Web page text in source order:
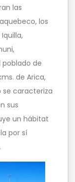
las
los
poblado de
de Arica,
se caracteriza
sus
un hábitat
por sí